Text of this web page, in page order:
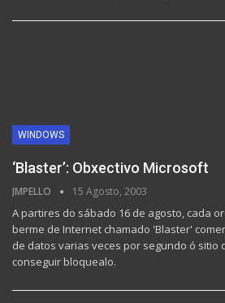
WINDOWS
‘Blaster’: Obxectivo Microsoft
JMPELLO 15 Agosto, 2003
A partires do sábado 16 de agosto, cada
berme de Internet chamado 'Blaster'
de datos varias veces por segundo ó sitio
conseguir bloquealo.